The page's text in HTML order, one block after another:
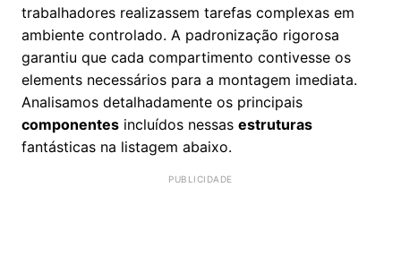
trabalhadores realizassem tarefas complexas em
ambiente controlado. A padronização rigorosa
garantiu que cada compartimento contivesse os
elements necessários para a montagem imediata.
Analisamos detalhadamente os principais
componentes incluídos nessas estruturas
fantásticas na listagem abaixo.